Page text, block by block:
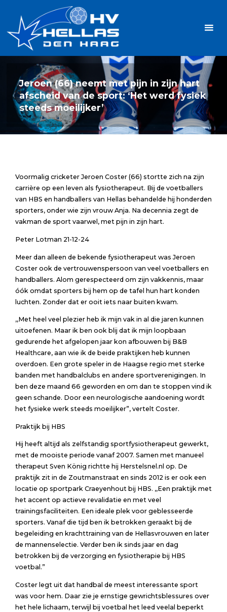
inhoud
Jeroen (66) neemt met pijn in zijn hart
afscheid van de sport: ‘Het werd fysiek
steeds moeilijker’
Voormalig cricketer Jeroen Coster (66) stortte zich na zijn
carrière op een leven als fysiotherapeut. Bij de voetballers
van HBS en handballers van Hellas behandelde hij honderden
sporters, onder wie zijn vrouw Anja. Na decennia zegt de
vakman de sport vaarwel, met pijn in zijn hart.
Peter Lotman 21-12-24
Meer dan alleen de bekende fysiotherapeut was Jeroen
Coster ook de vertrouwenspersoon van veel voetballers en
handballers. Alom gerespecteerd om zijn vakkennis, maar
óók omdat sporters bij hem op de tafel hun hart konden
luchten. Zonder dat er ooit iets naar buiten kwam.
,,Met heel veel plezier heb ik mijn vak in al die jaren kunnen
uitoefenen. Maar ik ben ook blij dat ik mijn loopbaan
gedurende het afgelopen jaar kon afbouwen bij B&B
Healthcare, aan wie ik de beide praktijken heb kunnen
overdoen. Een grote speler in de Haagse regio met sterke
banden met handbalclubs en andere sportverenigingen. In
ben deze maand 66 geworden en om dan te stoppen vind ik
geen schande. Door een neurologische aandoening wordt
het fysieke werk steeds moeilijker”, vertelt Coster.
Praktijk bij HBS
Hij heeft altijd als zelfstandig sportfysiotherapeut gewerkt,
met de mooiste periode vanaf 2007. Samen met manueel
therapeut Sven König richtte hij Herstelsnel.nl op. De
praktijk zit in de Zoutmanstraat en sinds 2012 is er ook een
locatie op sportpark Craeyenhout bij HBS. ,,Een praktijk met
het accent op actieve revalidatie en met veel
trainingsfaciliteiten. Een ideale plek voor geblesseerde
sporters. Vanaf die tijd ben ik betrokken geraakt bij de
begeleiding en krachttraining van de Hellasvrouwen en later
de mannenselectie. Verder ben ik sinds jaar en dag
betrokken bij de verzorging en fysiotherapie bij HBS
voetbal.”
Coster legt uit dat handbal de meest interessante sport
was voor hem. Daar zie je ernstige gewrichtsblessures over
het hele lichaam, terwijl bij voetbal het leed veelal beperkt